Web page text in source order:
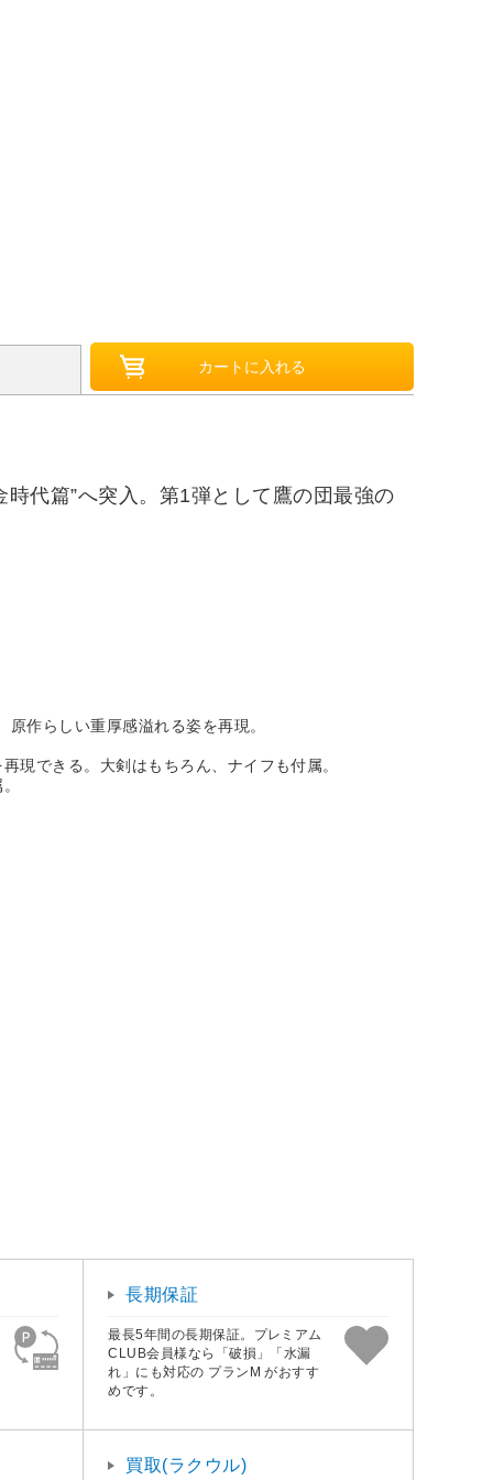
代篇”へ突入。第1弾として鷹の団最強の
作らしい重厚感溢れる姿を再現。
現できる。大剣はもちろん、ナイフも付属。
長期保証
最長5年間の長期保証。プレミアム
CLUB会員様なら「破損」「水漏
れ」にも対応の プランM がおすす
めです。
買取(ラクウル)